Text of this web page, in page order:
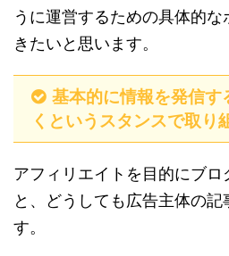
うに運営するための具体的
きたいと思います。
基本的に情報を発信す
くというスタンスで取り
アフィリエイトを目的にブロ
と、どうしても広告主体の記
す。